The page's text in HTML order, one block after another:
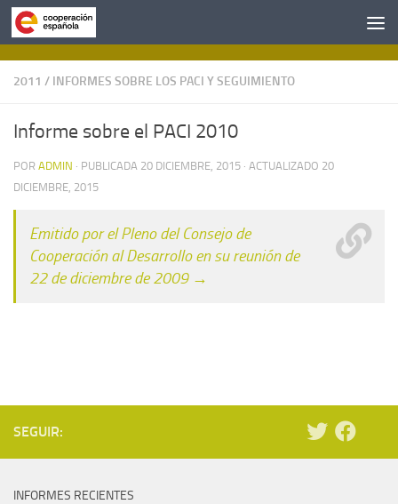
Saltar al contenido
2011 / INFORMES SOBRE LOS PACI Y SEGUIMIENTO
Informe sobre el PACI 2010
POR ADMIN · PUBLICADA 20 DICIEMBRE, 2015 · ACTUALIZADO 20
DICIEMBRE, 2015
Emitido por el Pleno del Consejo de
Cooperación al Desarrollo en su reunión de
22 de diciembre de 2009 →
SEGUIR:
INFORMES RECIENTES